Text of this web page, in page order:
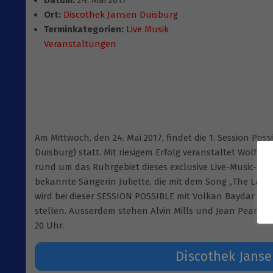
Ort: Discothek Jansen Duisburg
Terminkategorien: Live Musik
Veranstaltungen
Am Mittwoch, den 24. Mai 2017, findet die 1. Session
Duisburg) statt. Mit riesigem Erfolg veranstaltet Wolf
rund um das Ruhrgebiet dieses exclusive Live-Music-
bekannte Sängerin Juliette, die mit dem Song „The
wird bei dieser SESSION POSSIBLE mit Volkan Baydar
stellen. Ausserdem stehen Alvin Mills und Jean Pearl
20 Uhr.
Discothek